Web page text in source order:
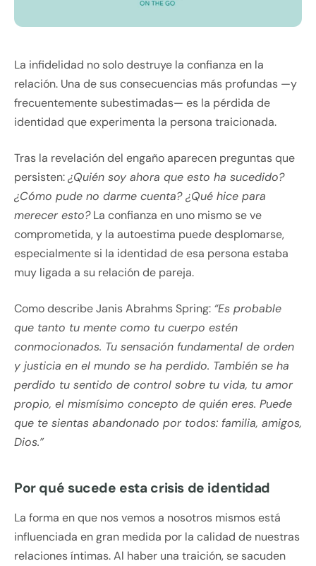
La infidelidad no solo destruye la confianza en la
relación. Una de sus consecuencias más profundas —y
frecuentemente subestimadas— es la pérdida de
identidad que experimenta la persona traicionada.
Tras la revelación del engaño aparecen preguntas que
persisten:¿Quién soy ahora que esto ha sucedido?
¿Cómo pude no darme cuenta? ¿Qué hice para
merecer esto?La confianza en uno mismo se ve
comprometida, y la autoestima puede desplomarse,
especialmente si la identidad de esa persona estaba
muy ligada a su relación de pareja.
Como describe Janis Abrahms Spring: “Es probable
que tanto tu mente como tu cuerpo estén
conmocionados. Tu sensación fundamental de orden
y justicia en el mundo se ha perdido. También se ha
perdido tu sentido de control sobre tu vida, tu amor
propio, el mismísimo concepto de quién eres. Puede
que te sientas abandonado por todos: familia, amigos,
Dios.”
Por qué sucede esta crisis de identidad
La forma en que nos vemos a nosotros mismos está
influenciada en gran medida por la calidad de nuestras
relaciones íntimas. Al haber una traición, se sacuden